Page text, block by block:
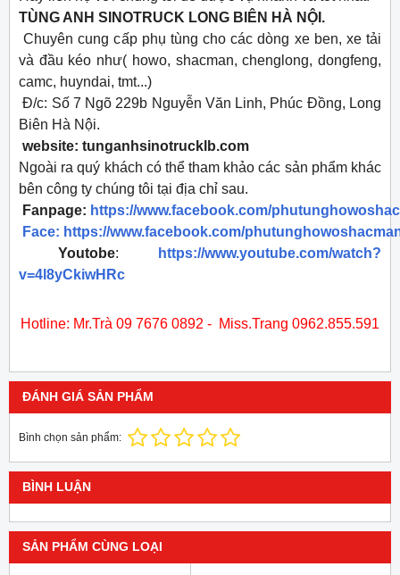
TÙNG ANH SINOTRUCK LONG BIÊN HÀ NỘI.
Chuyên cung cấp phụ tùng cho các dòng xe ben, xe tải
và đầu kéo như( howo, shacman, chenglong, dongfeng,
camc, huyndai, tmt...)
Đ/c: Số 7 Ngõ 229b Nguyễn Văn Linh, Phúc Đồng, Long
Biên Hà Nội.
website: tunganhsinotrucklb.com
Ngoài ra quý khách có thể tham khảo các sản phẩm khác
bên công ty chúng tôi tại địa chỉ sau.
Fanpage: https://www.facebook.com/
Face: https://www.facebook.com/
Youtobe:
https://www.youtube.com/watch?
v=4l8yCkiwHRc
​Hotline: Mr.Trà 09 7676 0892 - Miss.Trang 0962.855.591
ĐÁNH GIÁ SẢN PHẨM
Bình chọn sản phẩm:
BÌNH LUẬN
SẢN PHẨM CÙNG LOẠI